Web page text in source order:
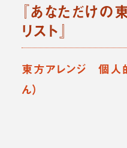
『あなただけの
リスト』
東方アレンジ 個人
ん）